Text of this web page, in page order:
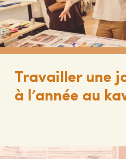
Travailler une
à l’année au